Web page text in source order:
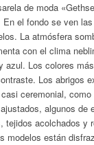
de moda
En el fondo se ven
La atmósfera
con el clima
azul. Los colores
Los abrigos
ceremonial,
algunos de
tejidos acolchados y
modelos están